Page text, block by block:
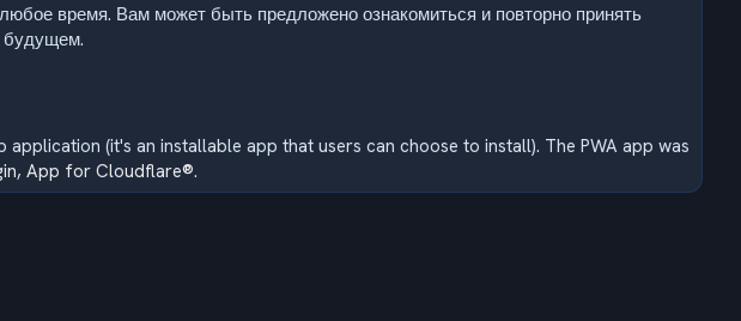
время. Вам может быть предложено ознакомиться и повторно принять
будущем.
(it's an installable app that users can choose to install). The PWA app was
App for Cloudflare®.